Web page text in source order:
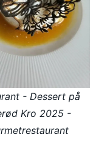
- Dessert på
Kro 2025 -